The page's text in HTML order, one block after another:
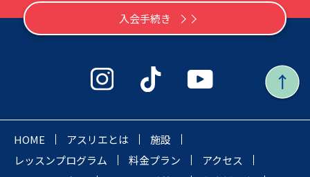
入会手続き
HOME アスリエとは
施設
レッスンプログラム
料金プラン
アクセス